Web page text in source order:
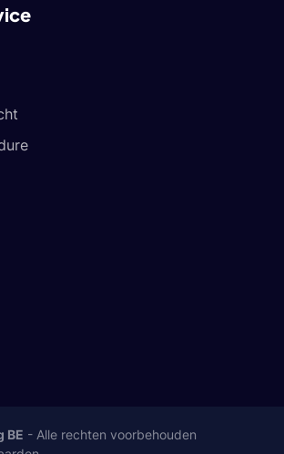
BE - Alle rechten voorbehouden